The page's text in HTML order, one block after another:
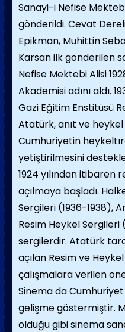
Sanayi-i Nefise
gönderildi. Cevat
Epikman, Muhittin
Karsan ilk gönderilen
Nefise Mektebi Alisi
Akademisi adını aldı.
Gazi Eğitim Enstitüsü
Atatürk, anıt ve
Cumhuriyetin
yetiştirilmesini
1924 yılından itibaren
açılmaya başladı.
Sergileri (1936-1938),
Resim Heykel Sergileri
sergilerdir. Atatürk
açılan Resim ve
çalışmalara verilen
Sinema da
gelişme göstermiştir.
olduğu gibi sinema